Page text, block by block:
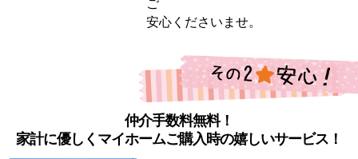
ご
安心くださいませ。
仲介手数料無料！
家計に優しくマイホームご購入時の嬉しいサービス！